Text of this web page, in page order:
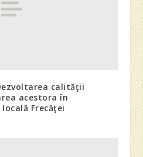
Dezvoltarea calităţii
acestora în
Frecăţei